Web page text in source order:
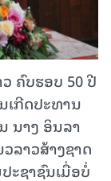
ຄົບຮອບ 50 ປີ
ເກີດປະທານ
ນາງ ອິນລາ
ລາວສ້າງຊາດ
ຊາຊົນເມື່ອບໍ່